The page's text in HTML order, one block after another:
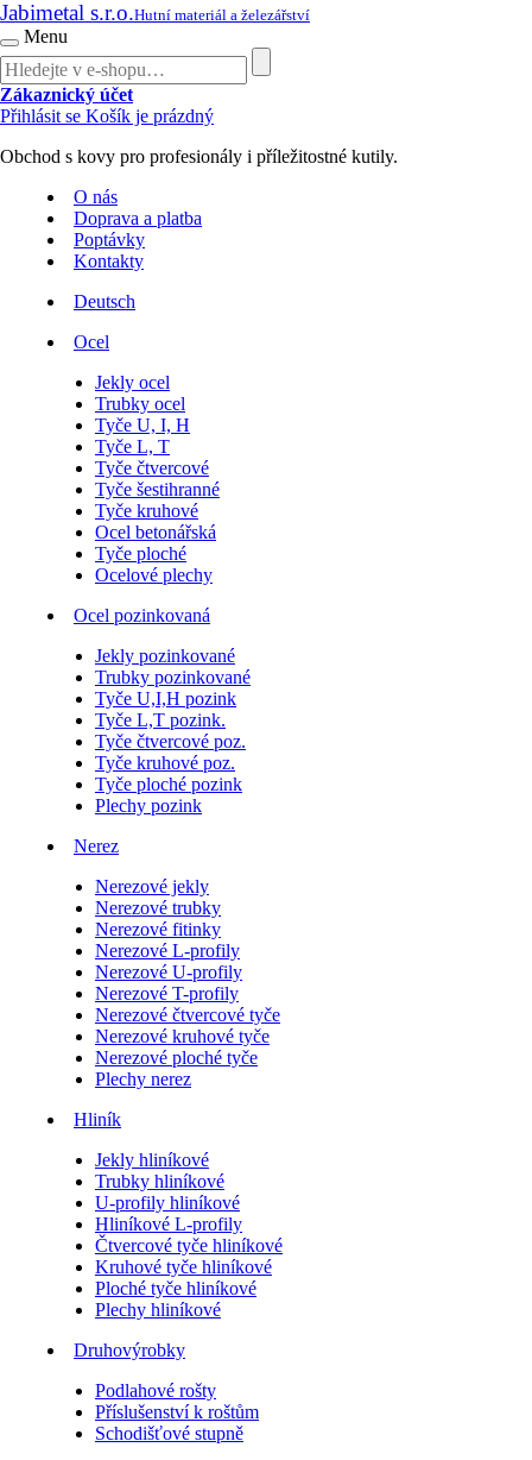
Jabimetal s.r.o.Hutní materiál a železářství
Menu
Zákaznický účet
Přihlásit se Košík je prázdný
Obchod s kovy pro profesionály i příležitostné kutily.
O nás
Doprava a platba
Poptávky
Kontakty
Deutsch
Ocel
Jekly ocel
Trubky ocel
Tyče U, I, H
Tyče L, T
Tyče čtvercové
Tyče šestihranné
Tyče kruhové
Ocel betonářská
Tyče ploché
Ocelové plechy
Ocel pozinkovaná
Jekly pozinkované
Trubky pozinkované
Tyče U,I,H pozink
Tyče L,T pozink.
Tyče čtvercové poz.
Tyče kruhové poz.
Tyče ploché pozink
Plechy pozink
Nerez
Nerezové jekly
Nerezové trubky
Nerezové fitinky
Nerezové L-profily
Nerezové U-profily
Nerezové T-profily
Nerezové čtvercové tyče
Nerezové kruhové tyče
Nerezové ploché tyče
Plechy nerez
Hliník
Jekly hliníkové
Trubky hliníkové
U-profily hliníkové
Hliníkové L-profily
Čtvercové tyče hliníkové
Kruhové tyče hliníkové
Ploché tyče hliníkové
Plechy hliníkové
Druhovýrobky
Podlahové rošty
Příslušenství k roštům
Schodišťové stupně